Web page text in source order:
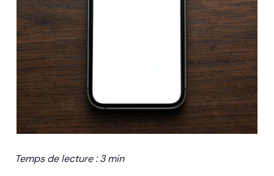
Temps de lecture : 3 min